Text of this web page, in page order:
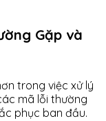
Gặp và
trong việc xử lý
mã lỗi thường
phục ban đầu.